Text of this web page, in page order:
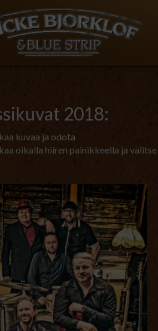
2018:
kuvaa ja odota
oikalla hiiren painikkeella ja valitse